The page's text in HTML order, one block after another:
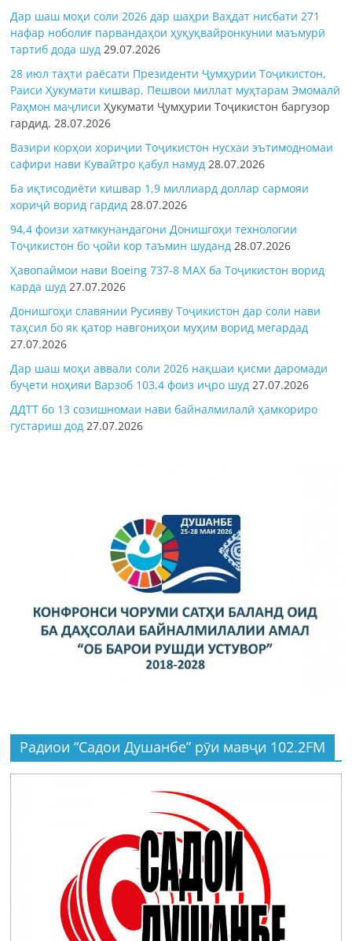
Дар шаш моҳи соли 2026 дар шаҳри Ваҳдат нисбати 271
нафар ноболиғ парвандаҳои ҳуқуқвайронкунии маъмурӣ
тартиб дода шуд 29.07.2026
28 июл таҳти раёсати Президенти Ҷумҳурии Тоҷикистон,
Раиси Ҳукумати кишвар, Пешвои миллат муҳтарам Эмомалӣ
Раҳмон маҷлисиҲукумати Ҷумҳурии Тоҷикистон баргузор
гардид.28.07.2026
Вазири корҳои хориҷии Тоҷикистон нусхаи эътимодномаи
сафири нави Кувайтро қабул намуд 28.07.2026
Ба иқтисодиёти кишвар 1,9 миллиард доллар сармояи
хориҷӣ ворид гардид 28.07.2026
94,4 фоизи хатмкунандагони Донишгоҳи технологии
Тоҷикистон бо ҷойи кор таъмин шуданд 28.07.2026
Ҳавопаймои нави Boeing 737-8 MAX ба Тоҷикистон ворид
карда шуд 27.07.2026
Донишгоҳи славянии Русияву Тоҷикистон дар соли нави
таҳсил бо як қатор навгониҳои муҳим ворид мегардад
27.07.2026
Дар шаш моҳи аввали соли 2026 нақшаи қисми даромади
буҷети ноҳияи Варзоб 103,4 фоиз иҷро шуд 27.07.2026
ДДТТ бо 13 созишномаи нави байналмилалӣ ҳамкориро
густариш дод 27.07.2026
Радиои “Садои Душанбе” рӯи мавҷи 102.2FM